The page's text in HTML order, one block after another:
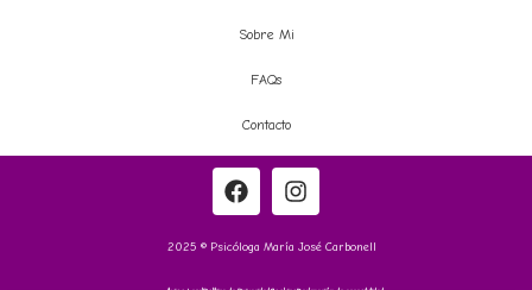
Sobre Mi
FAQs
Contacto
2025 © Psicóloga María José Carbonell